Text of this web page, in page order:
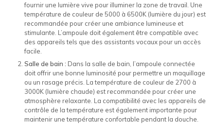
fournir une lumière vive pour illuminer la zone de travail. Une
température de couleur de 5000 à 6500K (lumière du jour) est
recommandée pour créer une ambiance lumineuse et
stimulante. L’ampoule doit également être compatible avec
des appareils tels que des assistants vocaux pour un accès
facile.
Salle de bain : Dans la salle de bain, l’ampoule connectée
doit offrir une bonne luminosité pour permettre un maquillage
ou un rasage précis. La température de couleur de 2700 à
3000K (lumière chaude) est recommandée pour créer une
atmosphère relaxante. La compatibilité avec les appareils de
contrôle de la température est également importante pour
maintenir une température confortable pendant la douche.